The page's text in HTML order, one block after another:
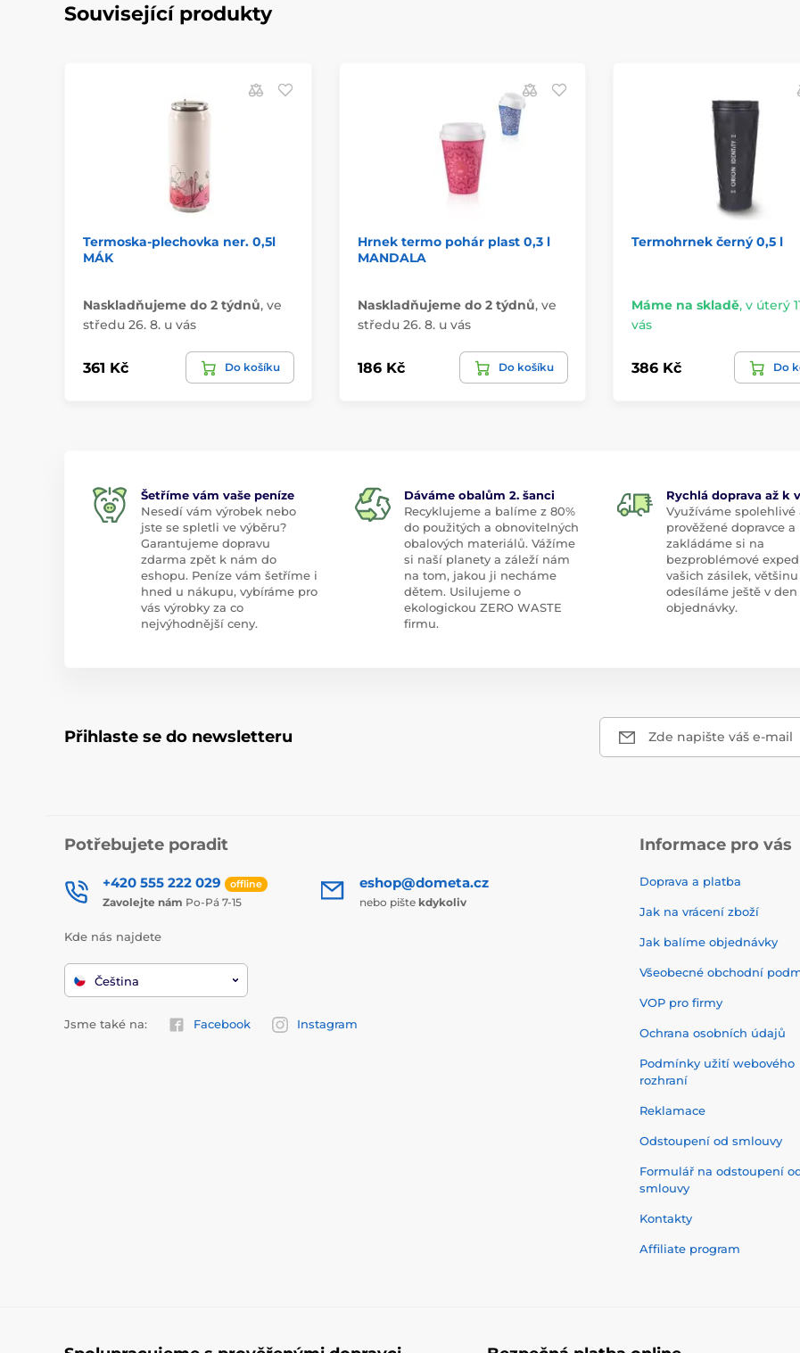
Související produkty
Termoska-plechovka ner. 0,5l
MÁK
Naskladňujeme do 2 týdnů, ve
středu 26. 8. u vás
361 Kč Do košíku
Hrnek termo pohár plast 0,3 l
MANDALA
Naskladňujeme do 2 týdnů, ve
středu 26. 8. u vás
186 Kč Do košíku
Termohrnek černý 0,5 l
Máme na skladě, v úterý
vás
386 Kč Do
Šetříme vám vaše peníze
Nesedí vám výrobek nebo
jste se spletli ve výběru?
Garantujeme dopravu
zdarma zpět k nám do
eshopu. Peníze vám šetříme i
hned u nákupu, vybíráme pro
vás výrobky za co
nejvýhodnější ceny.
Dáváme obalům 2. šanci
Recyklujeme a balíme z 80%
do použitých a obnovitelných
obalových materiálů. Vážíme
si naší planety a záleží nám
na tom, jakou ji necháme
dětem. Usilujeme o
ekologickou ZERO WASTE
firmu.
Rychlá doprava až k
Využíváme spolehlivé
prověžené dopravce a
zakládáme si na
bezproblémové
vašich zásilek,
odesíláme ještě v den
objednávky.
Přihlaste se do newsletteru Zde napište váš e-mail
Potřebujete poradit
+420 555 222 029 offline
Zavolejte nám Po-Pá 7-15
eshop@dometa.cz
nebo pište kdykoliv
Kde nás najdete
Čeština
Jsme také na: Facebook Instagram
Informace pro vás
Doprava a platba
Jak na vrácení zboží
Jak balíme objednávky
Všeobecné obchodní
VOP pro firmy
Ochrana osobních údajů
Podmínky užití webového
rozhraní
Reklamace
Odstoupení od smlouvy
Formulář na odstoupení
smlouvy
Kontakty
Affiliate program